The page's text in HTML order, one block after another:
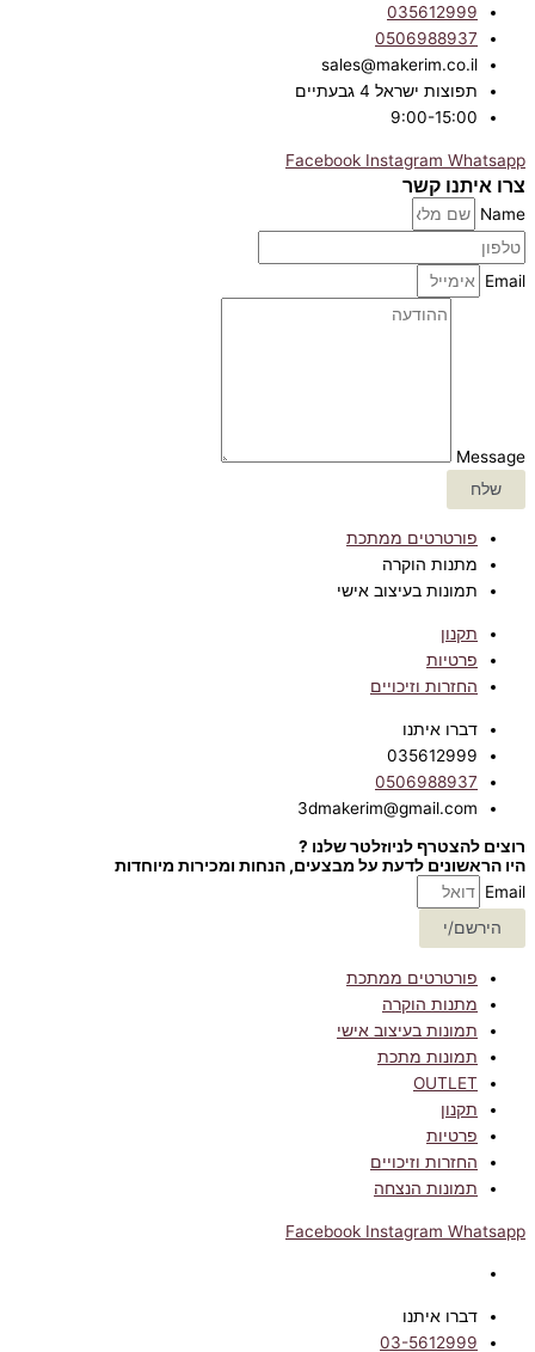
035612999
0506988937
sales@makerim.co.il
תפוצות ישראל 4 גבעתיים
9:00-15:00
Facebook Instagram Whatsapp
צרו איתנו קשר
Name
Email
Message
שלח
פורטרטים ממתכת
מתנות הוקרה
תמונות בעיצוב אישי
תקנון
פרטיות
החזרות וזיכויים
דברו איתנו
035612999
0506988937
3dmakerim@gmail.com
רוצים להצטרף לניוזלטר שלנו ?
היו הראשונים לדעת על מבצעים, הנחות ומכירות מיוחדות
Email
הירשם/י
פורטרטים ממתכת
מתנות הוקרה
תמונות בעיצוב אישי
תמונות מתכת
OUTLET
תקנון
פרטיות
החזרות וזיכויים
תמונות הנצחה
Facebook Instagram Whatsapp
דברו איתנו
03-5612999